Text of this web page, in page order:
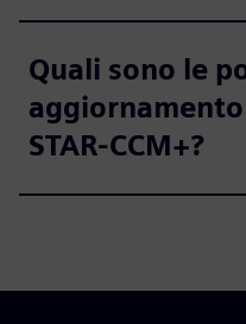
Quali sono le
STAR-CCM+?